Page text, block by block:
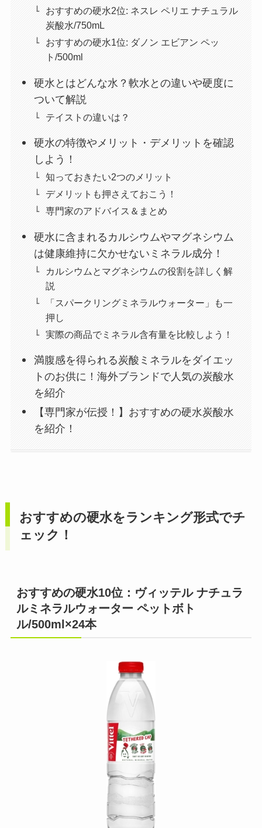
おすすめの硬水2位: ネスレ ペリエ ナチュラル
炭酸水/750mL
おすすめの硬水1位: ダノン エビアン ペッ
ト/500ml
硬水とはどんな水？軟水との違いや硬度に
ついて解説
テイストの違いは？
硬水の特徴やメリット・デメリットを確認
しよう！
知っておきたい2つのメリット
デメリットも押さえておこう！
専門家のアドバイス＆まとめ
硬水に含まれるカルシウムやマグネシウム
は健康維持に欠かせないミネラル成分！
カルシウムとマグネシウムの役割を詳しく解
説
「スパークリングミネラルウォーター」も一
押し
実際の商品でミネラル含有量を比較しよう！
満腹感を得られる炭酸ミネラルをダイエッ
トのお供に！海外ブランドで人気の炭酸水
を紹介
【専門家が伝授！】おすすめの硬水炭酸水
を紹介！
おすすめの硬水をランキング形式でチ
ェック！
おすすめの硬水10位：ヴィッテル ナチュラ
ルミネラルウォーター ペットボト
ル/500ml×24本